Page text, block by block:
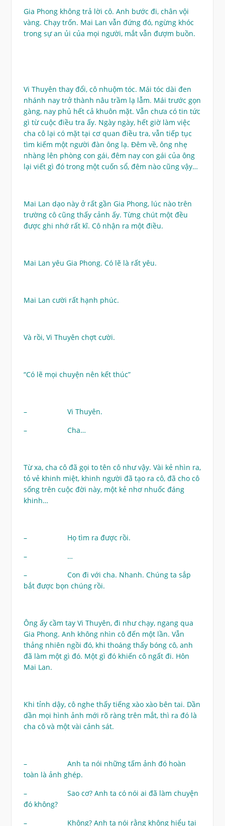
Gia Phong không trả lời cô. Anh bước đi, chân vội
vàng. Chạy trốn. Mai Lan vẫn đứng đó, ngừng khóc
trong sự an ủi của mọi người, mắt vẫn đượm buồn.
Vi Thuyên thay đổi, cô nhuộm tóc. Mái tóc dài đen
nhánh nay trở thành nâu trầm lạ lẫm. Mái trước gọn
gàng, nay phủ hết cả khuôn mặt. Vẫn chưa có tin tức
gì từ cuộc điều tra ấy. Ngày ngày, hết giờ làm việc
cha cô lại có mặt tại cơ quan điều tra, vẫn tiếp tục
tìm kiếm một người đàn ông lạ. Đêm về, ông nhẹ
nhàng lên phòng con gái, đêm nay con gái của ông
lại viết gì đó trong một cuốn sổ, đêm nào cũng vậy…
Mai Lan dạo này ở rất gần Gia Phong, lúc nào trên
trường cô cũng thấy cảnh ấy. Từng chút một đều
được ghi nhớ rất kĩ. Cô nhận ra một điều.
Mai Lan yêu Gia Phong. Có lẽ là rất yêu.
Mai Lan cười rất hạnh phúc.
Và rồi, Vi Thuyên chợt cười.
“Có lẽ mọi chuyện nên kết thúc”
– Vi Thuyên.
– Cha…
Từ xa, cha cô đã gọi to tên cô như vậy. Vài kẻ nhìn ra,
tỏ vẻ khinh miệt, khinh người đã tạo ra cô, đã cho cô
sống trên cuộc đời này, một kẻ nhơ nhuốc đáng
khinh…
– Họ tìm ra được rồi.
– …
– Con đi với cha. Nhanh. Chúng ta sắp
bắt được bọn chúng rồi.
Ông ấy cầm tay Vi Thuyên, đi như chạy, ngang qua
Gia Phong. Anh không nhìn cô đến một lần. Vẫn
thảng nhiên ngồi đó, khi thoáng thấy bóng cô, anh
đã làm một gì đó. Một gì đó khiến cô ngất đi. Hôn
Mai Lan.
Khi tỉnh dậy, cô nghe thấy tiếng xào xào bên tai. Dần
dần mọi hình ảnh mới rõ ràng trên mắt, thì ra đó là
cha cô và một vài cảnh sát.
– Anh ta nói những tấm ảnh đó hoàn
toàn là ảnh ghép.
– Sao cơ? Anh ta có nói ai đã làm chuyện
đó không?
– Không? Anh ta nói rằng không hiểu tại